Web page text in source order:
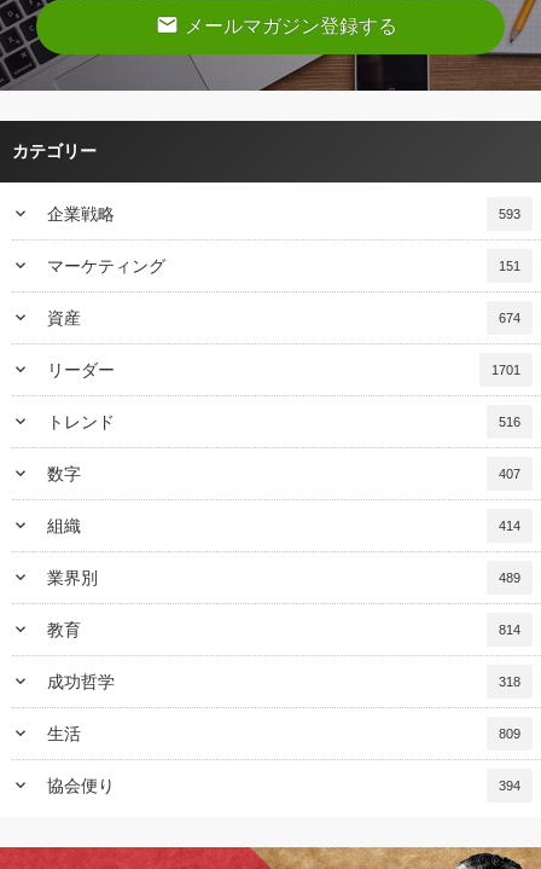
email メールマガジン登録する
カテゴリー
keyboard_arrow_down 企業戦略 593
keyboard_arrow_down マーケティング 151
keyboard_arrow_down 資産 674
keyboard_arrow_down リーダー 1701
keyboard_arrow_down トレンド 516
keyboard_arrow_down 数字 407
keyboard_arrow_down 組織 414
keyboard_arrow_down 業界別 489
keyboard_arrow_down 教育 814
keyboard_arrow_down 成功哲学 318
keyboard_arrow_down 生活 809
keyboard_arrow_down 協会便り 394